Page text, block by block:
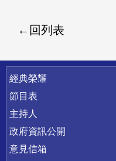
回列表
快速連結
經典榮耀
節目表
主持人
政府資訊公開
意見信箱